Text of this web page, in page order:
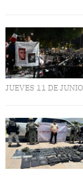
JUEVES 11 DE